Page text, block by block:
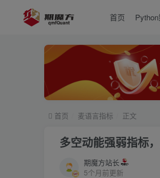
首页
首页 麦语言指标 正文
多空动能强弱指标
期魔方站长
5个月前更新